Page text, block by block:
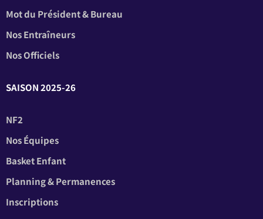
Mot du Président & Bureau
Nos Entraîneurs
Nos Officiels
SAISON 2025-26
NF2
Nos Équipes
Basket Enfant
Planning & Permanences
Inscriptions